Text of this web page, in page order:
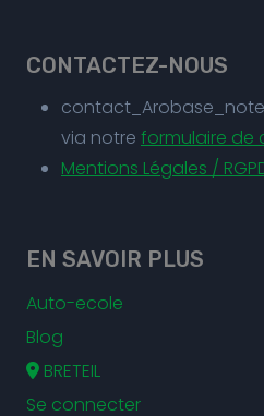
CONTACTEZ-NOUS
via notre formulaire de
Mentions Légales /
EN SAVOIR PLUS
Auto-ecole
Blog
BRETEIL
Se connecter